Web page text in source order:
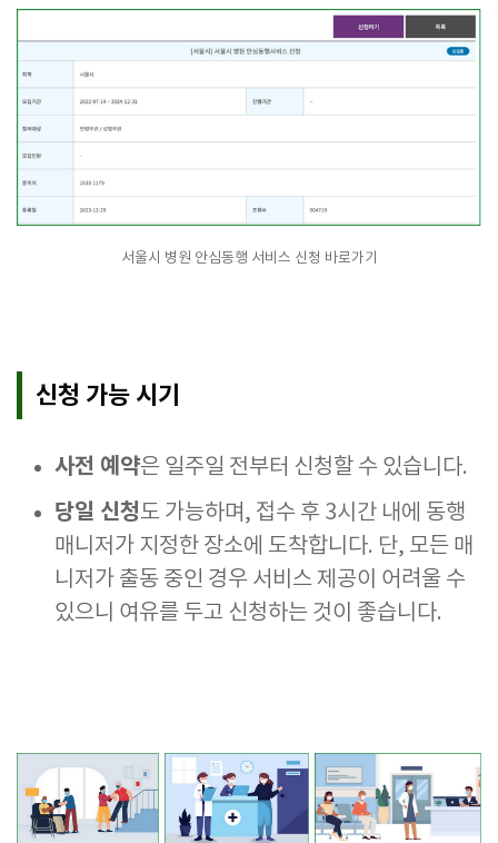
서울시 병원 안심동행 서비스 신청 바로가기
신청 가능 시기
사전 예약은 일주일 전부터 신청할 수 있습니다.
당일 신청도 가능하며, 접수 후 3시간 내에 동행
매니저가 지정한 장소에 도착합니다. 단, 모든 매
니저가 출동 중인 경우 서비스 제공이 어려울 수
있으니 여유를 두고 신청하는 것이 좋습니다.